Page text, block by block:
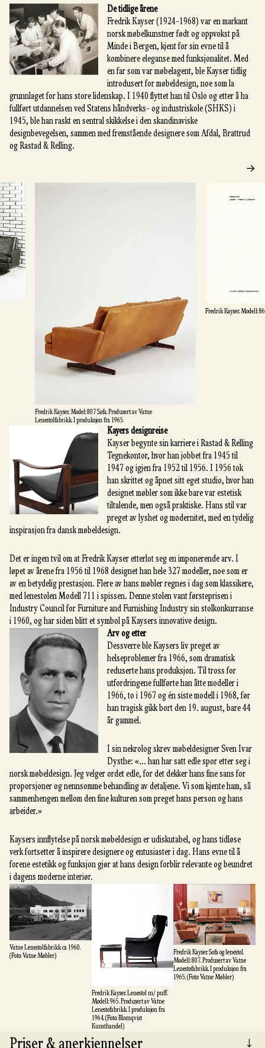
De tidlige årene
Fredrik Kayser (1924-1968) var en markant
norsk møbelkunstner født og oppvokst på
Minde i Bergen, kjent for sin evne til å
kombinere eleganse med funksjonalitet. Med
en far som var møbelagent, ble Kayser tidlig
introdusert for møbeldesign, noe som la
grunnlaget for hans store lidenskap. I 1940 flyttet han til Oslo og etter å ha
fullført utdannelsen ved Statens håndverks- og industriskole (SHKS) i
1945, ble han raskt en sentral skikkelse i den skandinaviske
designbevegelsen, sammen med fremstående designere som Afdal, Brattrud
og Rastad & Relling.
→
Fredrik Kayser. Model: 807 Sofa. Produsert av Vatne
Lenestolfabrikk. I produksjon fra 1965.
Fredrik Kayser. Modell:
Kayers designreise
Kayser begynte sin karriere i Rastad & Relling
Tegnekontor, hvor han jobbet fra 1945 til
1947 og igjen fra 1952 til 1956. I 1956 tok
han skrittet og åpnet sitt eget studio, hvor han
designet møbler som ikke bare var estetisk
tiltalende, men også praktiske. Hans stil var
preget av lyshet og modernitet, med en tydelig
inspirasjon fra dansk møbeldesign.
Det er ingen tvil om at Fredrik Kayser etterlot seg en imponerende arv. I
løpet av årene fra 1956 til 1968 designet han hele 327 modeller, noe som er
av en betydelig prestasjon. Flere av hans møbler regnes i dag som klassikere,
med lenestolen Modell 711 i spissen. Denne stolen vant førsteprisen i
Industry Council for Furniture and Furnishing Industry sin stolkonkurranse
i 1960, og har siden blitt et symbol på Kaysers innovative design.
Arv og etter
Dessverre ble Kaysers liv preget av
helseproblemer fra 1966, som dramatisk
reduserte hans produksjon. Til tross for
utfordringene fullførte han åtte modeller i
1966, to i 1967 og én siste modell i 1968, før
han tragisk gikk bort den 19. august, bare 44
år gammel.
I sin nekrolog skrev møbeldesigner Sven Ivar
Dysthe: «... han har satt edle spor etter seg i
norsk møbeldesign. Jeg velger ordet edle, for det dekker hans fine sans for
proporsjoner og nennsomme behandling av detaljene. Vi som kjente ham, så
sammenhengen mellom den fine kulturen som preget hans person og hans
arbeider.»
Kaysers innflytelse på norsk møbeldesign er udiskutabel, og hans tidløse
verk fortsetter å inspirere designere og entusiaster i dag. Hans evne til å
forene estetikk og funksjon gjør at hans design forblir relevante og beundret
i dagens moderne interiør.
Vatne Lenestolfabrikk ca 1960.
(Foto: Vatne Møbler)
Fredrik Kayser. Lenestol m/ puff.
Modell: 965. Produsert av Vatne
Lenestofabrikk. I produksjon fra
1964. (Foto: Blomqvist
Kunsthandel)
Fredrik Kayser. Sofa og lenestol.
Modell: 807. Produsert av Vatne
Lenestofabrikk. I produksjon fra
1965. (Foto: Vatne Møbler)
Priser & anerkjennelser ↓